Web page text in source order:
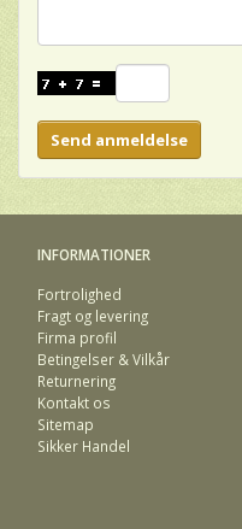
Send anmeldelse
INFORMATIONER
Fortrolighed
Fragt og levering
Firma profil
Betingelser & Vilkår
Returnering
Kontakt os
Sitemap
Sikker Handel